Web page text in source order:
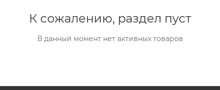
К сожалению, раздел пуст
В данный момент нет активных товаров